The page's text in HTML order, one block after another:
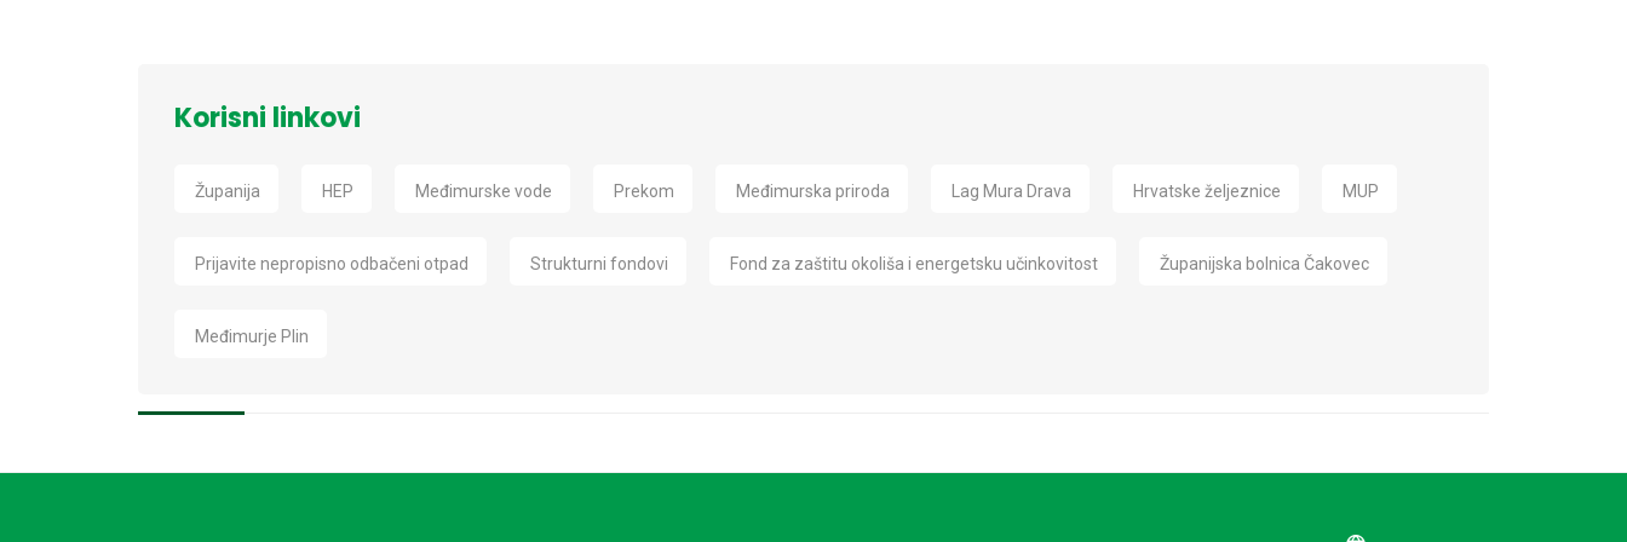
Korisni linkovi
Županija HEP Međimurske vode Prekom Međimurska priroda Lag Mura Drava Hrvatske željeznice MUP
Prijavite nepropisno odbačeni otpad Strukturni fondovi Fond za zaštitu okoliša i energetsku učinkovitost Županijska bolnica Čakovec
Međimurje Plin